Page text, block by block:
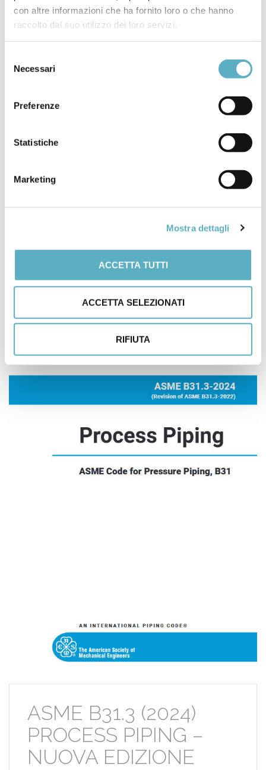
con altre informazioni che ha fornito loro o che hanno
raccolto dal suo utilizzo dei loro servizi.
delNecessari
Preferenze
Statistiche
Marketing
Mostra dettagli
ACCETTA TUTTI
ACCETTA SELEZIONATI
RIFIUTA
ASME BPVC KEY
WEBINAR GRATUITO
AIPE, INFODOC e REIMANDI vi invitano a partecipare
Codice ASME BPVC Edizione 2025. Un’occasione
progettazione e costruzione di attrezzature a
Orario: 10:00 – 12:00 Modalità: Online Partecipazione
POSTATO INNEWS
BPVC KEY CHANGES
ASME B31.3 (2024)
PROCESS PIPING –
NUOVA EDIZIONE